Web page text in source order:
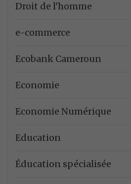
Droit de l'homme
e-commerce
Ecobank Cameroun
Economie
Economie Numérique
Education
Éducation spécialisée